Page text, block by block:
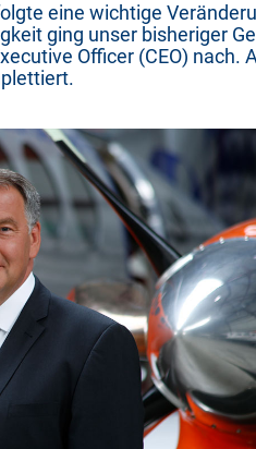
eine wichtige
ging unser bisheriger
Officer (CEO) nach.